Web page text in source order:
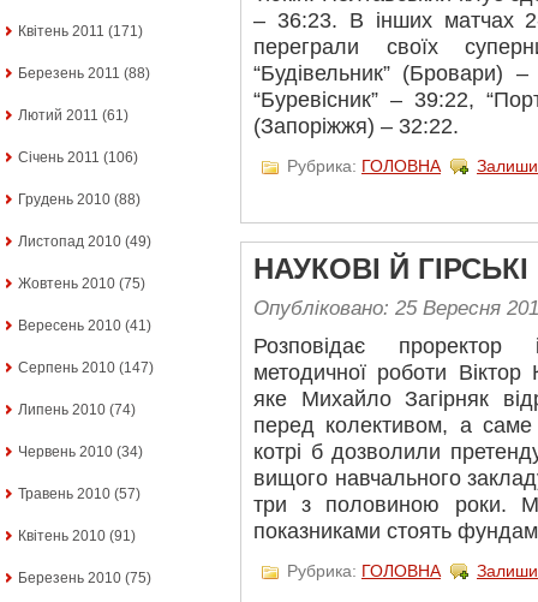
Квітень 2011 (171)
Березень 2011 (88)
Лютий 2011 (61)
Січень 2011 (106)
Грудень 2010 (88)
Листопад 2010 (49)
Жовтень 2010 (75)
Вересень 2010 (41)
Серпень 2010 (147)
Липень 2010 (74)
Червень 2010 (34)
Травень 2010 (57)
Квітень 2010 (91)
Березень 2010 (75)
– 36:23. В інших матчах
переграли своїх
“Будівельник” (Бровари)
“Буревісник” – 39:22,
(Запоріжжя) – 32:22.
Рубрика: ГОЛОВНА
НАУКОВІ Й
Опубліковано: 25 Вересня
Розповідає проректор
методичної роботи Віктор
яке Михайло Загірняк
перед колективом, а саме
котрі б дозволили
вищого навчального
три з половиною роки.
показниками стоять
Рубрика: ГОЛОВНА